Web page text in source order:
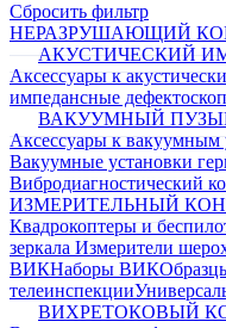
Сбросить фильтр
НЕРАЗРУШАЮЩИЙ
АКУСТИЧЕСКИЙ
Аксессуары к
импедансные
ВАКУУМНЫЙ
Аксессуары к вакуумным
Вакуумные установки
Вибродиагностический
ИЗМЕРИТЕЛЬНЫЙ
Квадрокоптеры и
зеркала Измерители
ВИКНаборы ВИК
телеинспекции
ВИХРЕТОКОВЫЙ